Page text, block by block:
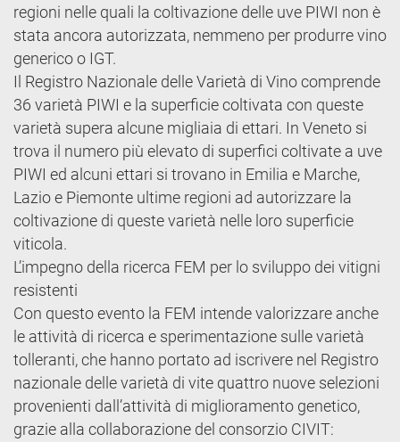
regioni nelle quali la coltivazione delle uve PIWI non è
stata ancora autorizzata, nemmeno per produrre vino
generico o IGT.
Il Registro Nazionale delle Varietà di Vino comprende
36 varietà PIWI e la superficie coltivata con queste
varietà supera alcune migliaia di ettari. In Veneto si
trova il numero più elevato di superfici coltivate a uve
PIWI ed alcuni ettari si trovano in Emilia e Marche,
Lazio e Piemonte ultime regioni ad autorizzare la
coltivazione di queste varietà nelle loro superficie
viticola.
L’impegno della ricerca FEM per lo sviluppo dei vitigni
resistenti
Con questo evento la FEM intende valorizzare anche
le attività di ricerca e sperimentazione sulle varietà
tolleranti, che hanno portato ad iscrivere nel Registro
nazionale delle varietà di vite quattro nuove selezioni
provenienti dall’attività di miglioramento genetico,
grazie alla collaborazione del consorzio CIVIT: